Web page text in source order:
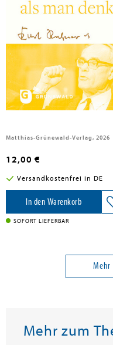
Rahner, Karl
Warum das Jenseits anders
man denkt
Matthias-Grünewald-Verlag, 2026
12,00 €
Versandkostenfrei in DE
In den Warenkorb
SOFORT LIEFERBAR
Mehr
Mehr zum